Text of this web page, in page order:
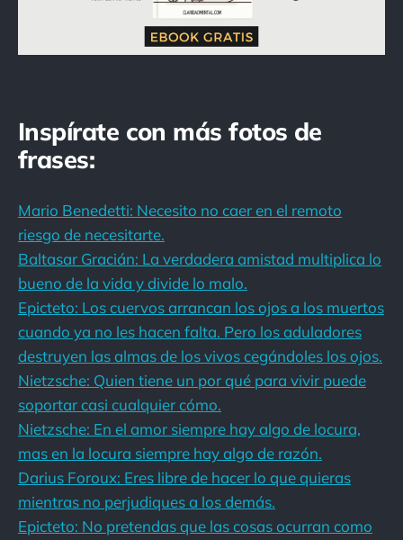
Inspírate con más fotos de
frases:
Mario Benedetti: Necesito no caer en el remoto
riesgo de necesitarte.
Baltasar Gracián: La verdadera amistad multiplica lo
bueno de la vida y divide lo malo.
Epicteto: Los cuervos arrancan los ojos a los muertos
cuando ya no les hacen falta. Pero los aduladores
destruyen las almas de los vivos cegándoles los ojos.
Nietzsche: Quien tiene un por qué para vivir puede
soportar casi cualquier cómo.
Nietzsche: En el amor siempre hay algo de locura,
mas en la locura siempre hay algo de razón.
Darius Foroux: Eres libre de hacer lo que quieras
mientras no perjudiques a los demás.
Epicteto: No pretendas que las cosas ocurran como